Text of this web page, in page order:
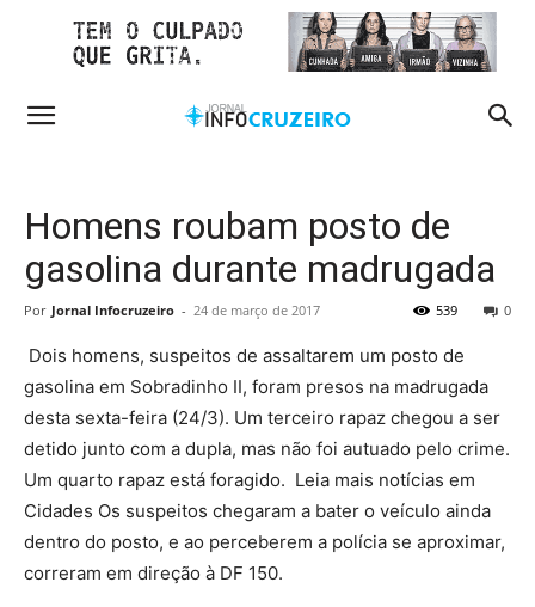
Homens roubam posto de
gasolina durante madrugada
Por Jornal Infocruzeiro - 24 de março de 2017 0
539
Dois homens, suspeitos de assaltarem um posto de
gasolina em Sobradinho II, foram presos na madrugada
desta sexta-feira (24/3). Um terceiro rapaz chegou a ser
detido junto com a dupla, mas não foi autuado pelo crime.
Um quarto rapaz está foragido. Leia mais notícias em
Cidades Os suspeitos chegaram a bater o veículo ainda
dentro do posto, e ao perceberem a polícia se aproximar,
correram em direção à DF 150.